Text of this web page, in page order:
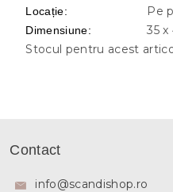
Locație: Pe
Dimensiune:
35 x
Stocul pentru acest
Contact
info@scandishop.ro